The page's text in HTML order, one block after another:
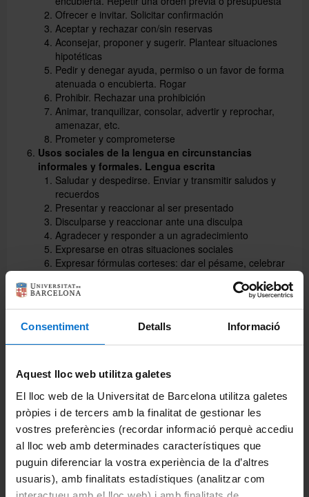
Consentiment Detalls Informació
Aquest lloc web utilitza galetes
El lloc web de la Universitat de Barcelona utilitza galetes
pròpies i de tercers amb la finalitat de gestionar les
vostres preferències (recordar informació perquè accediu
al lloc web amb determinades característiques que
puguin diferenciar la vostra experiència de la d’altres
usuaris), amb finalitats estadístiques (analitzar com
Ofrecer e invitar. Solicitar confirmación
Aceptar y rechazar con/sin reservas
Aconsejar, proponer y sugerir. Plantear situaciones
hipotéticas
Pedir y denegar ayuda, permiso o un favor de forma
atenuada o encubierta. Rogar
Prohibir. Rechazar una prohibición
Animar, tranquilizar, consolar, advertir y reprochar,
amenazar, etc.
Prometer y comprometerse
Usos sociales de la lengua en circunstancias
informales y formales. Lengua escrita
Saludar y despedirse. Enviar y transmitir saludos y
recuerdos
Presentar y reaccionar al ser presentado
Disculparse y reaccionar ante una disculpa
Agradecer y responder a un agradecimiento
Expresarse en otras situaciones sociales
Expresar fórmulas corteses: dar el pésame, celebrar
Ortografía II
Acentuación: Diptongos, triptongos e hiatos en
formas verbales. Acento diacrítico. Aplicación de la
pronombres, adverbios y locuciones adverbiales en
Puntuación
Contenidos gramaticales
Ser/estar
Usos copulativos y predicativos
Construcciones con ser y estar + participio
Verbos pseudocopulativos